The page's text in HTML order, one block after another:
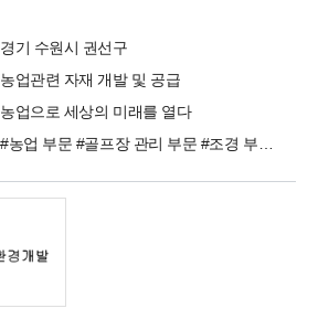
경기 수원시 권선구
농업관련 자재 개발 및 공급
농업으로 세상의 미래를 열다